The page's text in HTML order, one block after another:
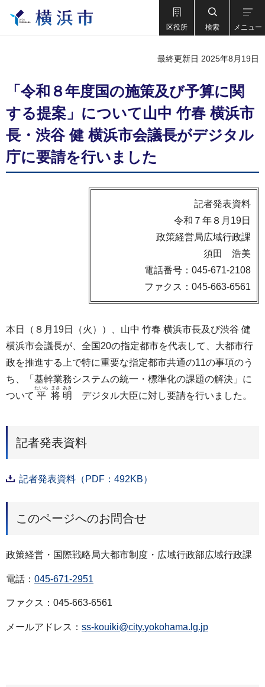
区役所 検索 メニュー
最終更新日 2025年8月19日
「令和８年度国の施策及び予算に関
する提案」について山中 竹春 横浜市
長・渋谷 健 横浜市会議長がデジタル
庁に要請を行いました
記者発表資料
令和７年８月19日
政策経営局広域行政課
須田 浩美
電話番号：045-671-2108
ファクス：045-663-6561
本日（８月19日（火））、山中 竹春 横浜市長及び渋谷 健
横浜市会議長が、全国20の指定都市を代表して、大都市行
政を推進する上で特に重要な指定都市共通の11の事項のう
ち、「基幹業務システムの統一・標準化の課題の解決」に
ついて 平
たいら
将
まさ
明
あき
デジタル大臣に対し要請を行いました。
記者発表資料
記者発表資料（PDF：492KB）
このページへのお問合せ
政策経営・国際戦略局大都市制度・広域行政部広域行政課
電話： 045-671-2951
ファクス：045-663-6561
メールアドレス： ss-kouiki@city.yokohama.lg.jp